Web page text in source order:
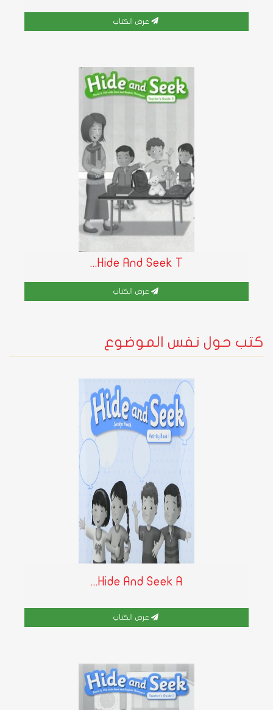
عرض الكتاب
Hide And Seek T...
عرض الكتاب
كتب حول نفس الموضوع
Hide And Seek A...
عرض الكتاب